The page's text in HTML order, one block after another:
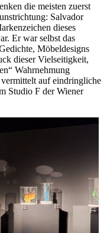
die meisten zuerst
Salvador
dieses
Er war selbst das
Möbeldesigns
dieser Vielseitigkeit,
Wahrnehmung
auf eindringliche
Studio F der Wiener